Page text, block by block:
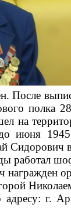
После
полка
на
до июня
Сидорович
работал
награжден
адресу: г.